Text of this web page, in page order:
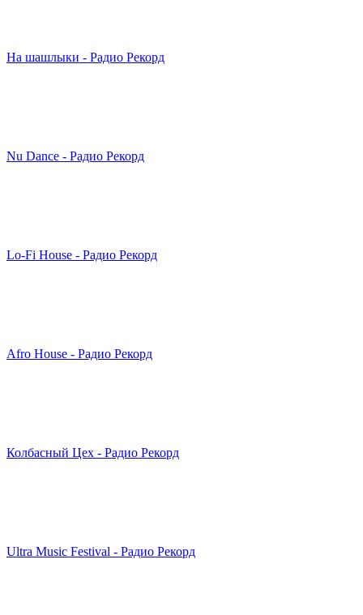
На шашлыки - Радио Рекорд
Nu Dance - Радио Рекорд
Lo-Fi House - Радио Рекорд
Afro House - Радио Рекорд
Колбасный Цех - Радио Рекорд
Ultra Music Festival - Радио Рекорд